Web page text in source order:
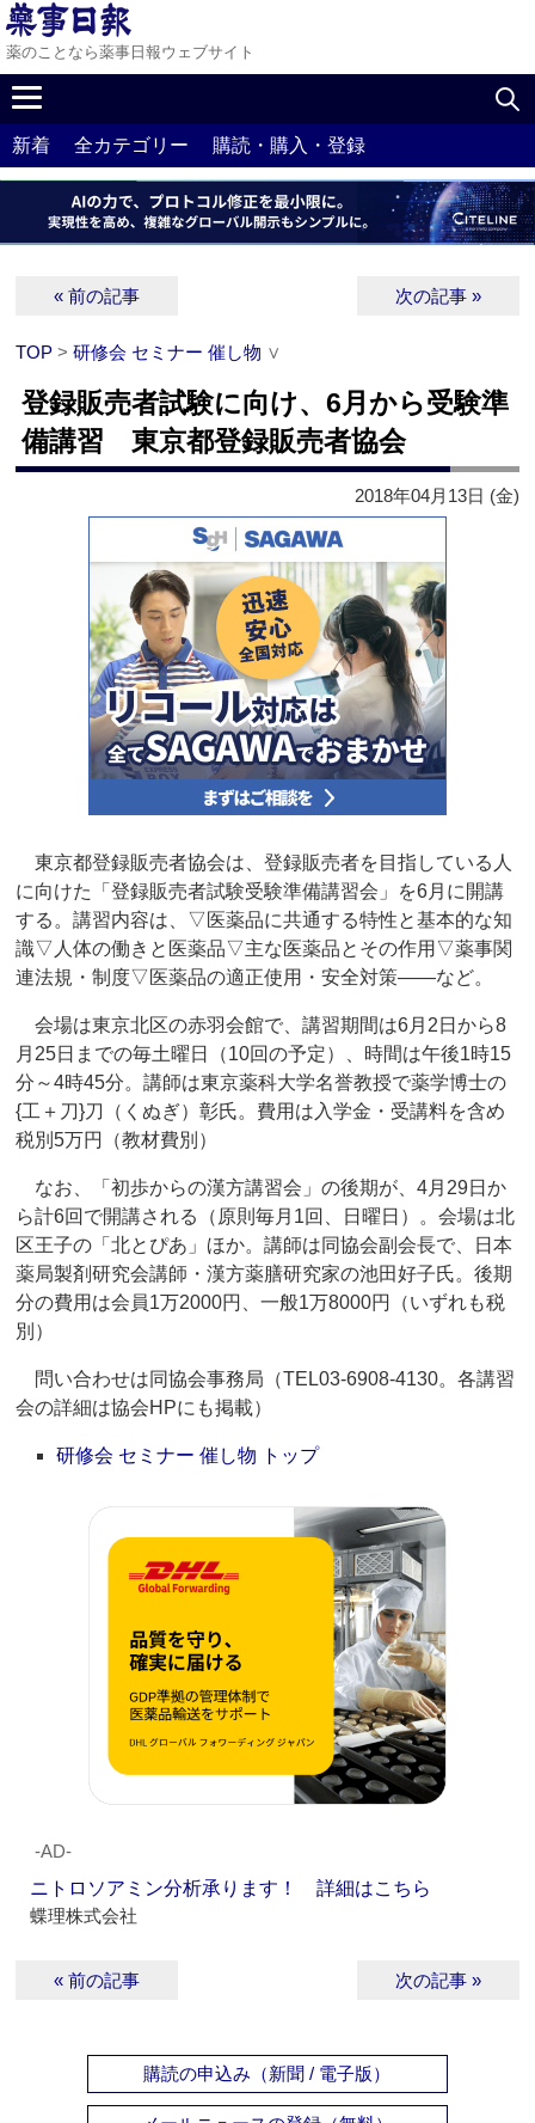
薬のことなら薬事日報ウェブサイト
新着 全カテゴリー 購読・購入・登録
« 前の記事 次の記事 »
TOP >研修会 セミナー 催し物 ∨
登録販売者試験に向け、6月から受験準
備講習 東京都登録販売者協会
2018年04月13日 (金)
東京都登録販売者協会は、登録販売者を目指している人
に向けた「登録販売者試験受験準備講習会」を6月に開講
する。講習内容は、▽医薬品に共通する特性と基本的な知
識▽人体の働きと医薬品▽主な医薬品とその作用▽薬事関
連法規・制度▽医薬品の適正使用・安全対策――など。
会場は東京北区の赤羽会館で、講習期間は6月2日から8
月25日までの毎土曜日（10回の予定）、時間は午後1時15
分～4時45分。講師は東京薬科大学名誉教授で薬学博士の
{工＋刀}刀（くぬぎ）彰氏。費用は入学金・受講料を含め
税別5万円（教材費別）
なお、「初歩からの漢方講習会」の後期が、4月29日か
ら計6回で開講される（原則毎月1回、日曜日）。会場は北
区王子の「北とぴあ」ほか。講師は同協会副会長で、日本
薬局製剤研究会講師・漢方薬膳研究家の池田好子氏。後期
分の費用は会員1万2000円、一般1万8000円（いずれも税
別）
問い合わせは同協会事務局（TEL03-6908-4130。各講習
会の詳細は協会HPにも掲載）
研修会 セミナー 催し物 トップ
‐AD‐
ニトロソアミン分析承ります！ 詳細はこちら
蝶理株式会社
« 前の記事 次の記事 »
購読の申込み（新聞 / 電子版）